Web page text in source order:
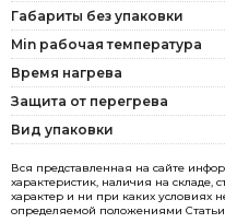
Габариты без упаковки
Min рабочая температура
Время нагрева
Защита от перегрева
Вид упаковки
Вся представленная на сайте
характеристик, наличия на
характер и ни при каких условиях
определяемой положениями Статьи